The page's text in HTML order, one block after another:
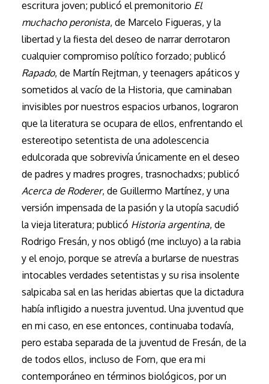
escritura joven; publicó el premonitorio El
muchacho peronista, de Marcelo Figueras, y la
libertad y la fiesta del deseo de narrar derrotaron
cualquier compromiso político forzado; publicó
Rapado, de Martín Rejtman, y teenagers apáticos y
sometidos al vacío de la Historia, que caminaban
invisibles por nuestros espacios urbanos, lograron
que la literatura se ocupara de ellos, enfrentando el
estereotipo setentista de una adolescencia
edulcorada que sobrevivía únicamente en el deseo
de padres y madres progres, trasnochadxs; publicó
Acerca de Roderer, de Guillermo Martínez, y una
versión impensada de la pasión y la utopía sacudió
la vieja literatura; publicó Historia argentina, de
Rodrigo Fresán, y nos obligó (me incluyo) a la rabia
y el enojo, porque se atrevía a burlarse de nuestras
intocables verdades setentistas y su risa insolente
salpicaba sal en las heridas abiertas que la dictadura
había infligido a nuestra juventud. Una juventud que
en mi caso, en ese entonces, continuaba todavía,
pero estaba separada de la juventud de Fresán, de la
de todos ellos, incluso de Forn, que era mi
contemporáneo en términos biológicos, por un